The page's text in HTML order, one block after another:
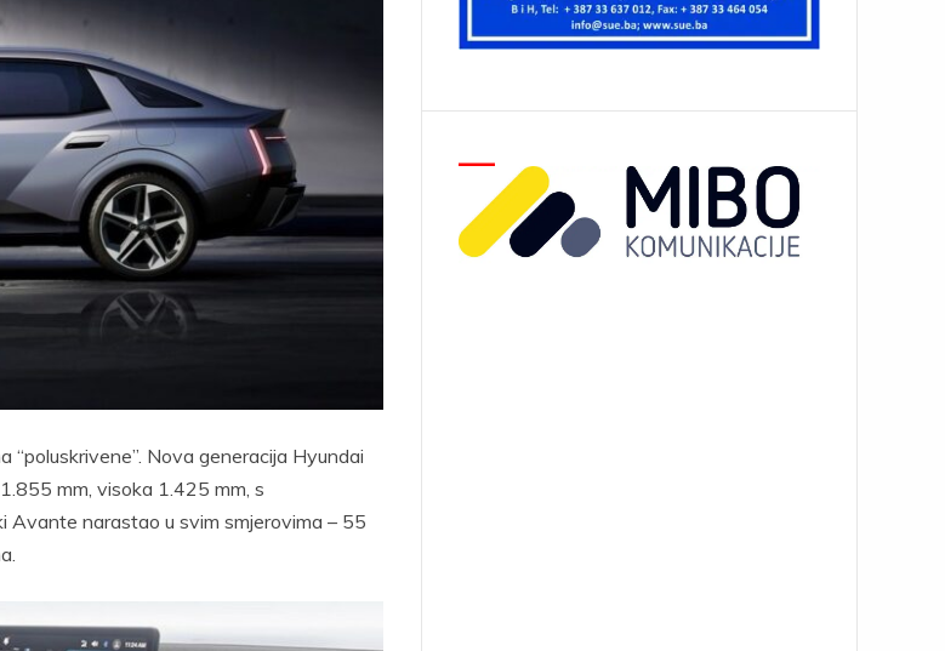
Nova generacija Hyundai
mm, visoka 1.425 mm, s
Avante narastao u svim smjerovima – 55